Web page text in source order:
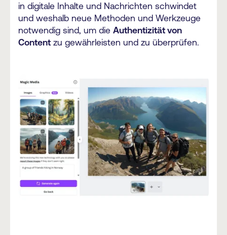
in digitale Inhalte und Nachrichten schwindet
und weshalb neue Methoden und Werkzeuge
notwendig sind, um die Authentizität von
Content zu gewährleisten und zu überprüfen.